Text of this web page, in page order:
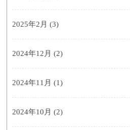
2025年2月 (3)
2024年12月 (2)
2024年11月 (1)
2024年10月 (2)